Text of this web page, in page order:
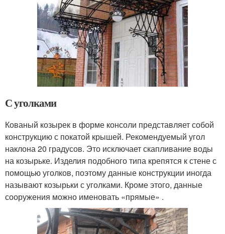
С уголками
Кованый козырек в форме консоли представляет собой
конструкцию с покатой крышей. Рекомендуемый угол
наклона 20 градусов. Это исключает скапливание воды
на козырьке. Изделия подобного типа крепятся к стене с
помощью уголков, поэтому данные конструкции иногда
называют козырьки с уголками. Кроме этого, данные
сооружения можно именовать «прямые» .